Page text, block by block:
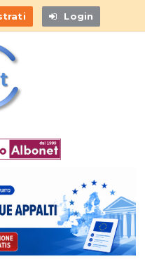
Login